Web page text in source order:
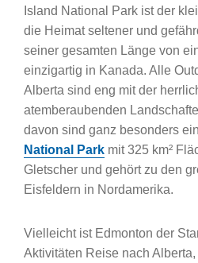
Island National Park ist der
die Heimat seltener und
seiner gesamten Länge von
einzigartig in Kanada. Alle
Alberta sind eng mit der
atemberaubenden
davon sind ganz besonders
National Park mit 325 km²
Gletscher und gehört zu den
Eisfeldern in Nordamerika.
Vielleicht ist Edmonton der
Aktivitäten Reise nach